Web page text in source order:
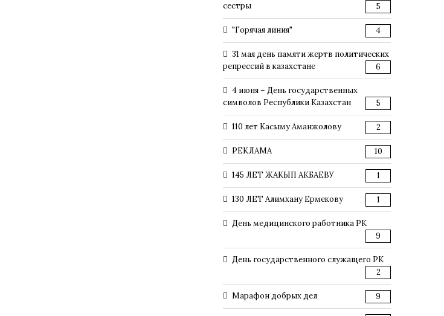
сестры
5
"Горячая линия" 4
31 мая день памяти жертв политических
репрессий в казахстане
6
4 июня – День государственных
символов Республики Казахстан
5
110 лет Касыму Аманжолову 2
РЕКЛАМА 10
145 ЛЕТ ЖАКЫП АКБАЕВУ 1
130 ЛЕТ Алимхану Ермекову 1
День медицинского работника РК
9
День государственного служащего РК
2
Марафон добрых дел 9